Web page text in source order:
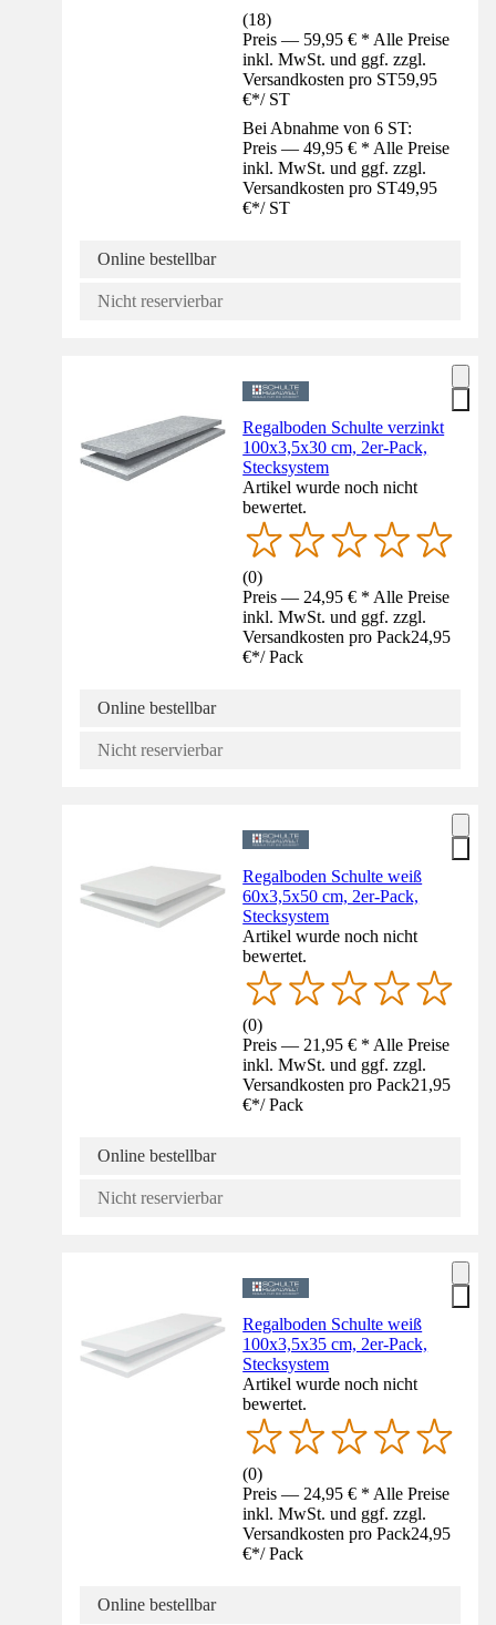
(18)
Preis — 59,95 € * Alle Preise
inkl. MwSt. und ggf. zzgl.
Versandkosten pro ST59,95
€*/ ST
Bei Abnahme von 6 ST:
Preis — 49,95 € * Alle Preise
inkl. MwSt. und ggf. zzgl.
Versandkosten pro ST49,95
€*/ ST
Online bestellbar
Nicht reservierbar
Regalboden Schulte verzinkt
100x3,5x30 cm, 2er-Pack,
Stecksystem
Artikel wurde noch nicht
bewertet.
(0)
Preis — 24,95 € * Alle Preise
inkl. MwSt. und ggf. zzgl.
Versandkosten pro Pack24,95
€*/ Pack
Online bestellbar
Nicht reservierbar
Regalboden Schulte weiß
60x3,5x50 cm, 2er-Pack,
Stecksystem
Artikel wurde noch nicht
bewertet.
(0)
Preis — 21,95 € * Alle Preise
inkl. MwSt. und ggf. zzgl.
Versandkosten pro Pack21,95
€*/ Pack
Online bestellbar
Nicht reservierbar
Regalboden Schulte weiß
100x3,5x35 cm, 2er-Pack,
Stecksystem
Artikel wurde noch nicht
bewertet.
(0)
Preis — 24,95 € * Alle Preise
inkl. MwSt. und ggf. zzgl.
Versandkosten pro Pack24,95
€*/ Pack
Online bestellbar